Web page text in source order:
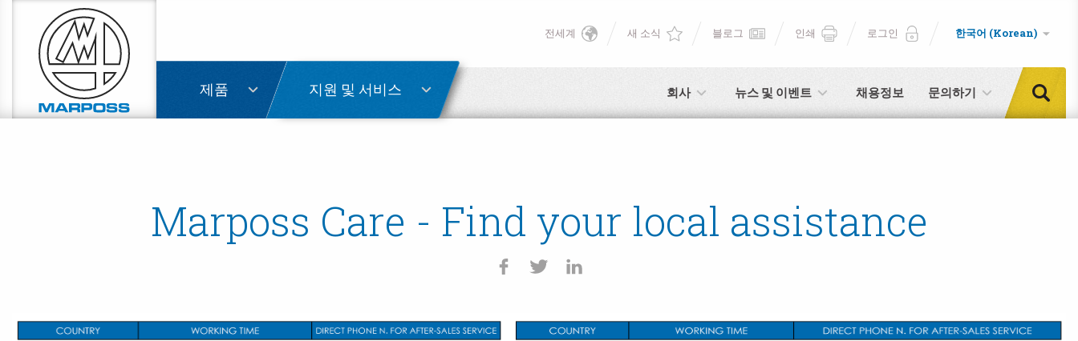
English
Español
日本語 (Japanese)
제품 지원 및 서비스 회사 뉴스 및 이벤트 채용정보 문의하기
전세계 새 소식 블로그 인쇄 로그인 한국어 (Korean)
Marposs Care - Find your local assistance